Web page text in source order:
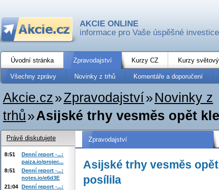
AKCIE ONLINE
informace pro Vaše úspěšné investice
Úvodní stránka Zpravodajství Kurzy CZ Kurzy
Všechny zprávy Novinky z trhů Komentáře a doporučení
Akcie.cz»Zpravodajství» Novinky z
trhů»Asijské trhy vesměs opět
Zpravodajství
Asijské trhy vesměs
posílila
Právě diskutujete
8:51
Denní report -...:
paiza.io/projec...
8:51
Denní report -...:
notes.io/e6d3E
21:04 Denní report -...: